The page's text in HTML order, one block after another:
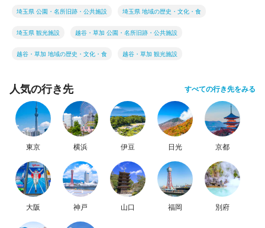
埼玉県 公園・名所旧跡・公共施設 埼玉県 地域の歴史・文化・食
埼玉県 観光施設 越谷・草加 公園・名所旧跡・公共施設
越谷・草加 地域の歴史・文化・食 越谷・草加 観光施設
人気の行き先 すべての行き先をみる
東京 横浜 伊豆 日光 京都
大阪 神戸 山口 福岡 別府